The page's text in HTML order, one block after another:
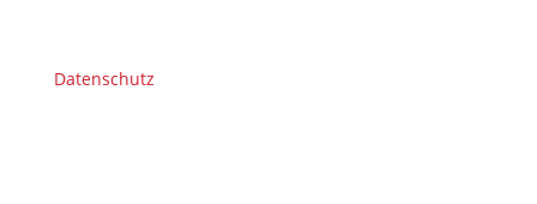
Datenschutz